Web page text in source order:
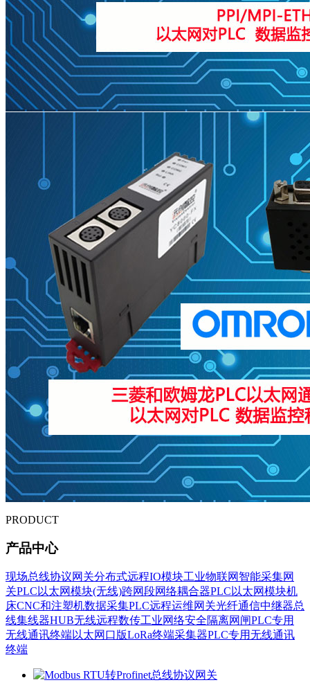
PRODUCT
产品中心
现场总线协议网关分布式远程IO模块工业物联网智能采集网
关PLC以太网模块(无线)跨网段网络耦合器PLC以太网模块机
床CNC和注塑机数据采集PLC远程运维网关光纤通信中继器总
线集线器HUB无线远程数传工业网络安全隔离网闸PLC专用
无线通讯终端以太网口版LoRa终端采集器PLC专用无线通讯
终端